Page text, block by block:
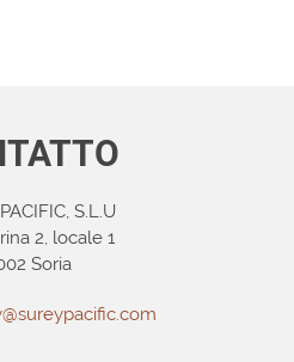
S.L.U
2, locale 1
Soria